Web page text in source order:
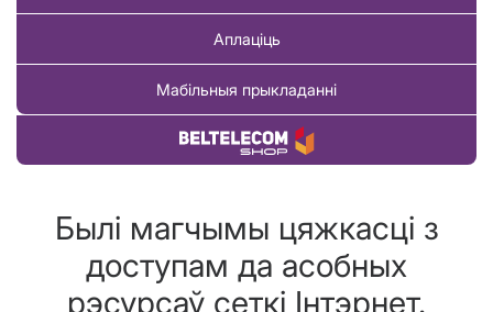
Аплаціць
Мабільныя прыкладанні
Купіць тавар
Былi магчымы цяжкасці з
доступам да асобных
рэсурсаў сеткі Інтэрнет.